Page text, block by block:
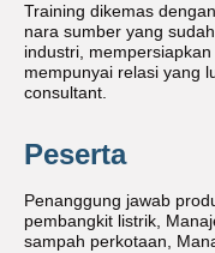
Training dikemas
nara sumber yang
industri, mempersiapkan
mempunyai relasi yang
consultant.
Peserta
Penanggung jawab
pembangkit listrik,
sampah perkotaan,